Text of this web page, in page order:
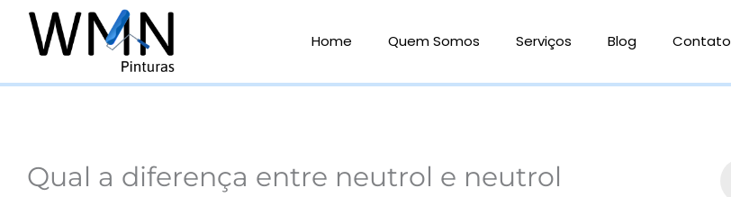
Home Quem Somos Serviços Blog Contato
Qual a diferença entre neutrol e neutrol